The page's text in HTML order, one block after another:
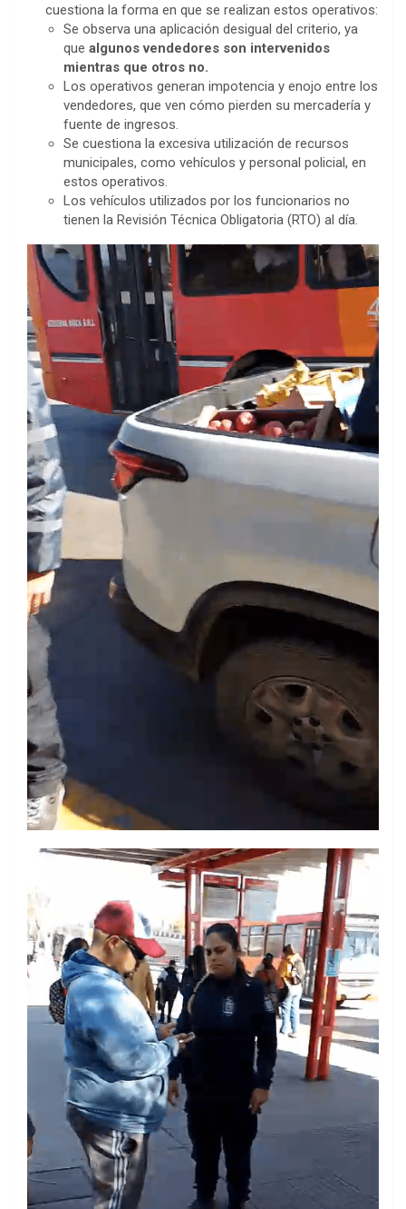
cuestiona la forma en que se realizan estos operativos:
Se observa una aplicación desigual del criterio, ya
que algunos vendedores son intervenidos
mientras que otros no.
Los operativos generan impotencia y enojo entre los
vendedores, que ven cómo pierden su mercadería y
fuente de ingresos.
Se cuestiona la excesiva utilización de recursos
municipales, como vehículos y personal policial, en
estos operativos.
Los vehículos utilizados por los funcionarios no
tienen la Revisión Técnica Obligatoria (RTO) al día.